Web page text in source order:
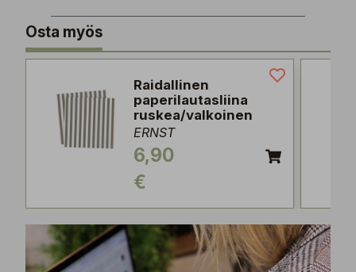
Osta myös
Raidallinen
paperilautasliina
ruskea/valkoinen
ERNST
6,90
€